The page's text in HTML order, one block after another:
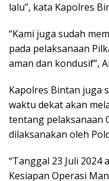
lalu”, kata Kapolres
“Kami juga sudah
pada pelaksanaan
aman dan kondusif”,
Kapolres Bintan juga
waktu dekat akan
tentang pelaksanaan
dilaksanakan oleh
“Tanggal 23 Juli 2024
Kesiapan Operasi